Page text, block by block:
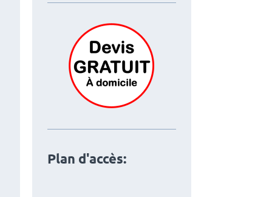
Plan d'accès: